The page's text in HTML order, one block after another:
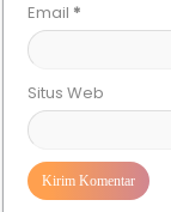
Email *
Situs Web